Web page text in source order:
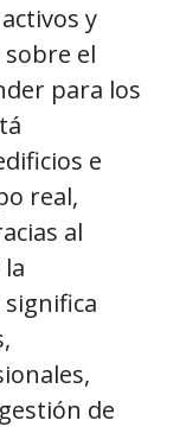
y
el
para los
e
real,
al
de